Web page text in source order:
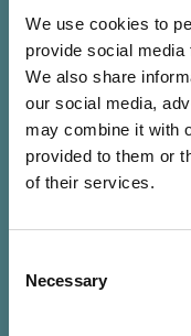
We use cookies to
provide social
We also share
our social media,
may combine it with
provided to them or
of their services.
Selection
Necessary
Válassz helyszínt
Válassz időpontot